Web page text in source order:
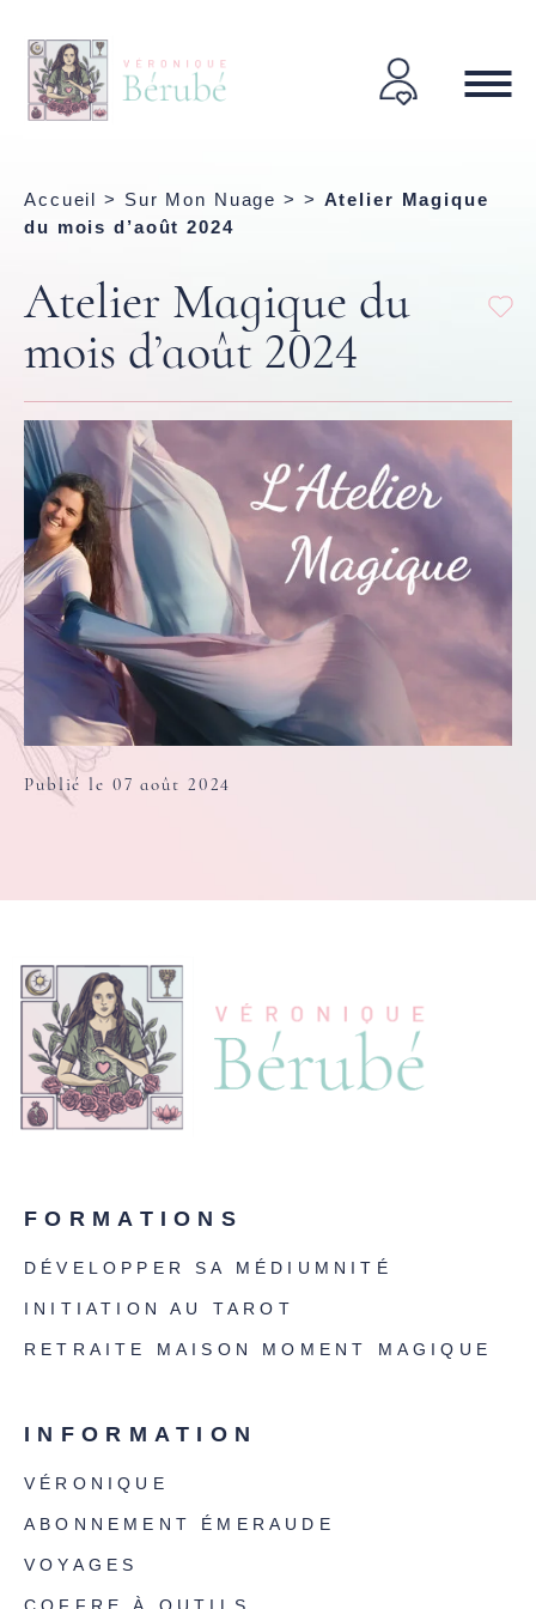
Accueil > Sur Mon Nuage > > Atelier Magique
du mois d’août 2024
Atelier Magique du
mois d’août 2024
Publié le 07 août 2024
FORMATIONS
DÉVELOPPER SA MÉDIUMNITÉ
INITIATION AU TAROT
RETRAITE MAISON MOMENT MAGIQUE
INFORMATION
VÉRONIQUE
ABONNEMENT ÉMERAUDE
VOYAGES